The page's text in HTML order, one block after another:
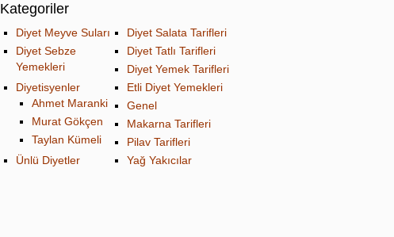
Kategoriler
Diyet Meyve Suları
Diyet Salata Tarifleri
Diyet Sebze
Yemekleri
Diyet Tatlı Tarifleri
Diyet Yemek Tarifleri
Diyetisyenler
Ahmet Maranki
Murat Gökçen
Taylan Kümeli
Etli Diyet Yemekleri
Genel
Makarna Tarifleri
Pilav Tarifleri
Ünlü Diyetler
Yağ Yakıcılar